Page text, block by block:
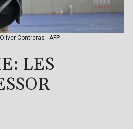
Contreras - AFP
LES